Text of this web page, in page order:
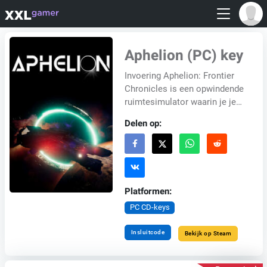
Aphelion (PC) key
Invoering Aphelion: Frontier
Chronicles is een opwindende
ruimtesimulator waarin je je
strijd om de controle over
de...
Delen op:
Platformen:
PC CD-keys
Insluitcode Bekijk op Steam